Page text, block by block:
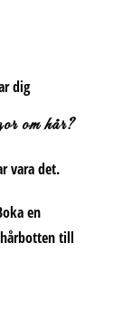
dig
om hår?
vara det.
en
till